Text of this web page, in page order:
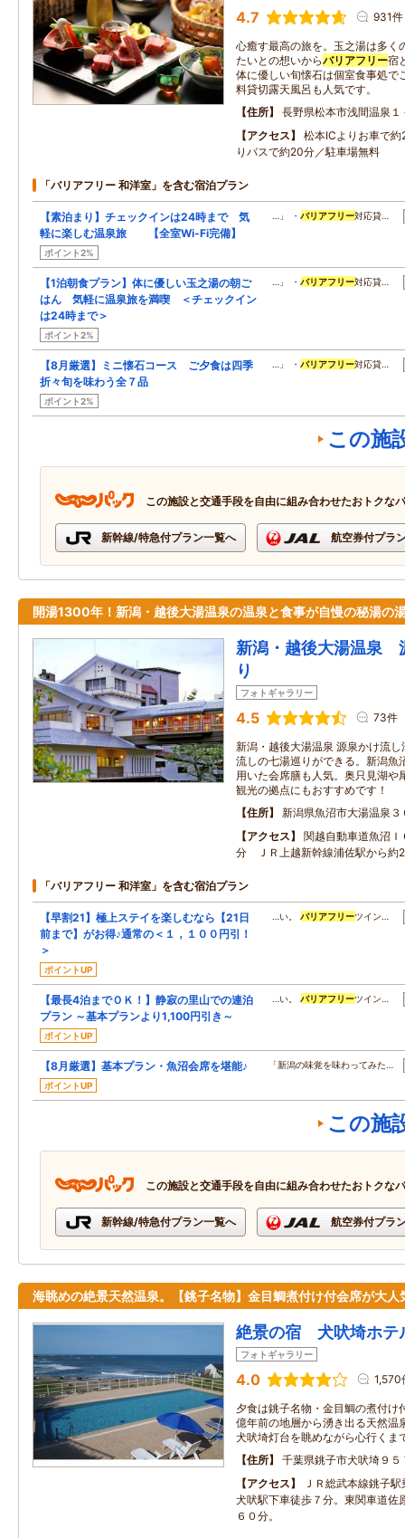
4.7 931件
心癒す最高の旅を。玉之湯は多く
たいとの想いからバリアフリー宿
体に優しい旬懐石は個室食事処で
料貸切露天風呂も人気です。
住所
長野県松本市浅間温泉１
アクセス
松本ICよりお車で
りバスで約20分／駐車場無料
「バリアフリー 和洋室」を含む宿泊プラン
【素泊まり】チェックインは24時まで 気
軽に楽しむ温泉旅 【全室Wi-Fi完備】
ポイント2%
…」 ・バリアフリー対応貸…
【1泊朝食プラン】体に優しい玉之湯の朝ご
はん 気軽に温泉旅を満喫 ＜チェックイン
は24時まで＞
ポイント2%
…」 ・バリアフリー対応貸…
【8月厳選】ミニ懐石コース ご夕食は四季
折々旬を味わう全７品
ポイント2%
…」 ・バリアフリー対応貸…
この施
この施設と交通手段を自由に組み合わせたおトクな
新幹線/特急付プラン一覧へ 航空券付プラ
開湯1300年！新潟・越後大湯温泉の温泉と食事が自慢の秘湯の
新潟・越後大湯温泉
り
フォトギャラリー
4.5 73件
新潟・越後大湯温泉 源泉かけ流
流しの七湯巡りができる。新潟魚
用いた会席膳も人気。奥只見湖や
観光の拠点にもおすすめです！
住所
新潟県魚沼市大湯温泉３
アクセス
関越自動車道魚沼
分 ＪＲ上越新幹線浦佐駅から約
「バリアフリー 和洋室」を含む宿泊プラン
【早割21】極上ステイを楽しむなら【21日
前まで】がお得♪通常の＜１，１００円引！
＞
ポイントUP
…い。バリアフリーツイン…
【最長4泊までＯＫ！】静寂の里山での連泊
プラン ～基本プランより1,100円引き～
ポイントUP
…い。バリアフリーツイン…
【8月厳選】基本プラン・魚沼会席を堪能♪
ポイントUP
「新潟の味覚を味わってみた…
この施
この施設と交通手段を自由に組み合わせたおトクな
新幹線/特急付プラン一覧へ 航空券付プラ
海眺めの絶景天然温泉。【銚子名物】金目鯛煮付け付会席が大人
絶景の宿 犬吠埼ホテ
フォトギャラリー
4.0 1,570
夕食は銚子名物・金目鯛の煮付け
億年前の地層から湧き出る天然温
犬吠埼灯台を眺めながら心行くま
住所
千葉県銚子市犬吠埼９５
アクセス
ＪＲ総武本線銚子
犬吠駅下車徒歩７分。東関車道佐
６０分。